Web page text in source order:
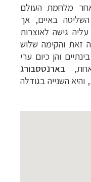
מלחמת העולם
השליטה באיים, אך
גישה לאוצרות
זאת והקימה שלוש
והן כיום ערי
בארנטסבורג
והיא השנייה בגודלה